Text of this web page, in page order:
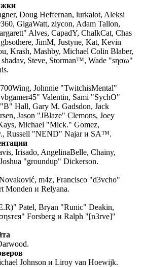
Doug Heffernan, lurkalot, Aleksi
GigaWatt, ziycon, Adam Tallon,
Alves, CapadY, ChalkCat, Chas
JimM, Justyne, Kat, Kevin
Krash, Mashby, Michael Colin Blaber,
Steve, Storman™, Wade "sησω"
Johnnie "TwitchisMental"
Valentin, Sami "SychO"
Hall, Gary M. Gadsdon, Jack
Jason "JBlaze" Clemons, Joey
Michael "Mick." Gomez,
Russell "NEND" Najar и SA™.
Irisado, AngelinaBelle, Chainy,
"groundup" Dickerson.
m4z, Francisco "d3vcho"
Monden и Relyana.
Patel, Bryan "Runic" Deakin,
Forsberg и Ralph "[n3rve]"
Johnson и Liroy van Hoewijk.